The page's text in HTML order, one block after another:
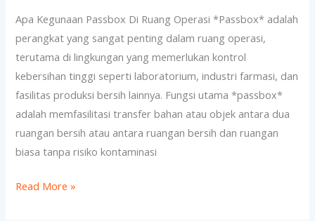
Apa Kegunaan Passbox Di Ruang Operasi *Passbox* adalah
perangkat yang sangat penting dalam ruang operasi,
terutama di lingkungan yang memerlukan kontrol
kebersihan tinggi seperti laboratorium, industri farmasi, dan
fasilitas produksi bersih lainnya. Fungsi utama *passbox*
adalah memfasilitasi transfer bahan atau objek antara dua
ruangan bersih atau antara ruangan bersih dan ruangan
biasa tanpa risiko kontaminasi
Operasi
Read More »